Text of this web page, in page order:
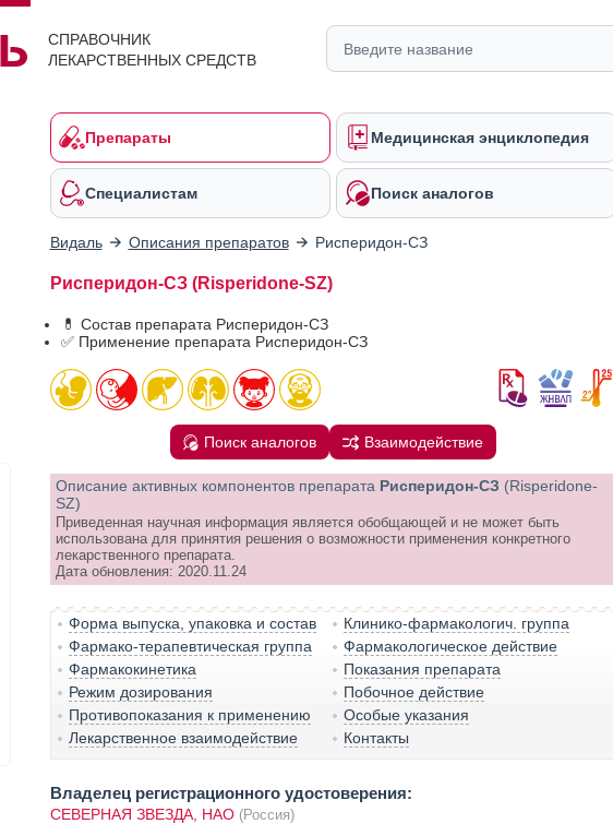
СПРАВОЧНИК
ЛЕКАРСТВЕННЫХ СРЕДСТВ
Препараты Медицинская энциклопедия
Специалистам Поиск аналогов
Видаль Описания препаратов Рисперидон-СЗ
Рисперидон-СЗ (Risperidone-SZ)
💊 Состав препарата Рисперидон-СЗ
✅ Применение препарата Рисперидон-СЗ
Поиск аналогов Взаимодействие
Описание активных компонентов препарата Рисперидон-СЗ (Risperidone-
SZ)
Приведенная научная информация является обобщающей и не может быть
использована для принятия решения о возможности применения конкретного
лекарственного препарата.
Дата обновления: 2020.11.24
Форма выпуска, упаковка и состав
Клинико-фармакологич. группа
Фармако-терапевтическая группа
Фармакологическое действие
Фармакокинетика
Показания препарата
Режим дозирования
Побочное действие
Противопоказания к применению
Особые указания
Лекарственное взаимодействие
Контакты
Владелец регистрационного удостоверения:
СЕВЕРНАЯ ЗВЕЗДА, НАО (Россия)